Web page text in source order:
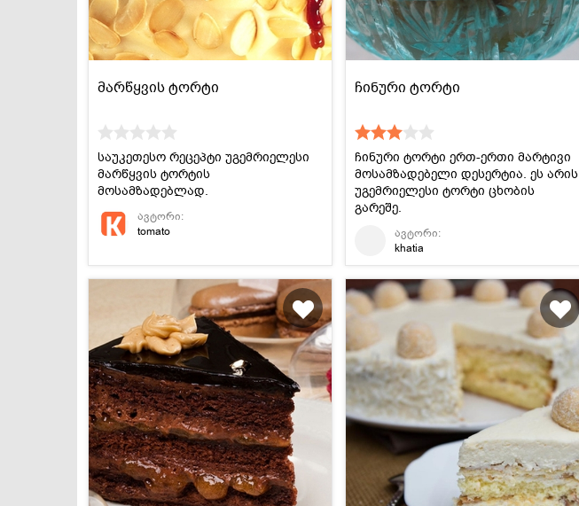
მარწყვის ტორტი
საუკეთესო რეცეპტი უგემრიელესი
მარწყვის ტორტის
მოსამზადებლად.
ავტორი:
tomato
ჩინური ტორტი
ჩინური ტორტი ერთ-ერთი მარტივი
მოსამზადებელი დესერტია. ეს არის
უგემრიელესი ტორტი ცხობის
გარეშე.
ავტორი:
khatia